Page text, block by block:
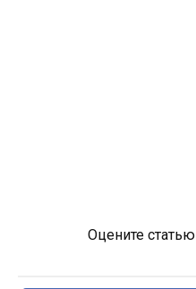
Оцените статью